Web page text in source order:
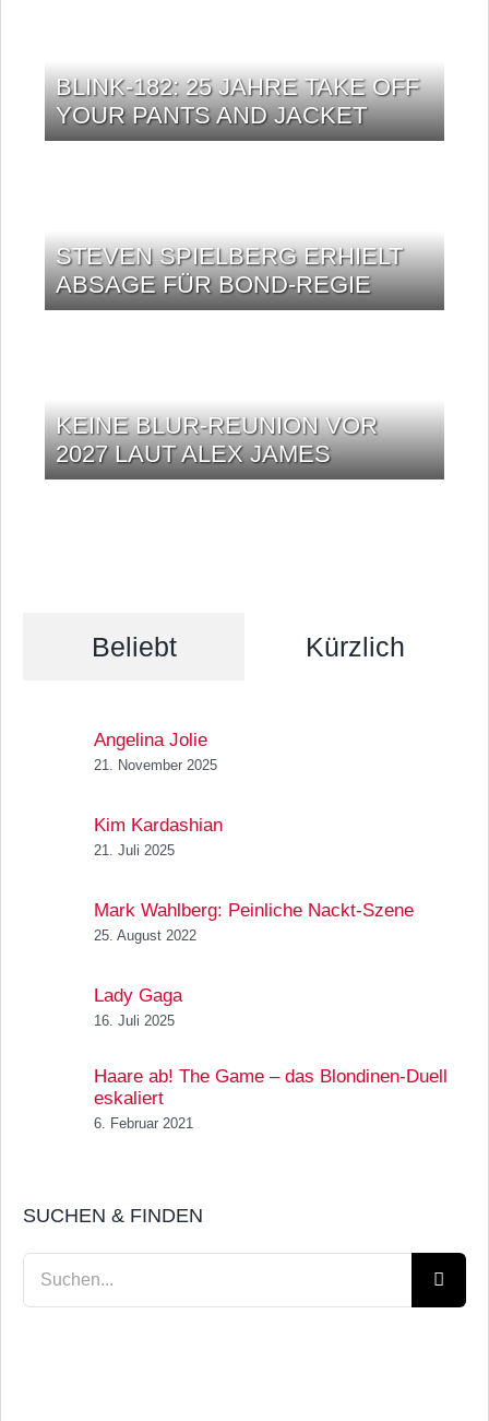
BLINK-182: 25 JAHRE TAKE OFF
YOUR PANTS AND JACKET
STEVEN SPIELBERG ERHIELT
ABSAGE FÜR BOND-REGIE
KEINE BLUR-REUNION VOR
2027 LAUT ALEX JAMES
Beliebt Kürzlich
Angelina Jolie
21. November 2025
Kim Kardashian
21. Juli 2025
Mark Wahlberg: Peinliche Nackt-Szene
25. August 2022
Lady Gaga
16. Juli 2025
Haare ab! The Game – das Blondinen-Duell
eskaliert
6. Februar 2021
SUCHEN & FINDEN
Suche
nach: